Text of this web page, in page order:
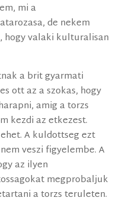
mi a
de nekem
hogy valaki kulturalisan
a brit gyarmati
ott az a szokas, hogy
amig a torzs
kezdi az etkezest.
A kuldottseg ezt
veszi figyelembe. A
az ilyen
megprobaljuk
a torzs teruleten.